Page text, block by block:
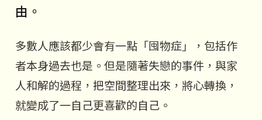
由。
多數人應該都少會有一點「囤物症」，包括作
者本身過去也是。但是隨著失戀的事件，與家
人和解的過程，把空間整理出來，將心轉換，
就變成了一自己更喜歡的自己。